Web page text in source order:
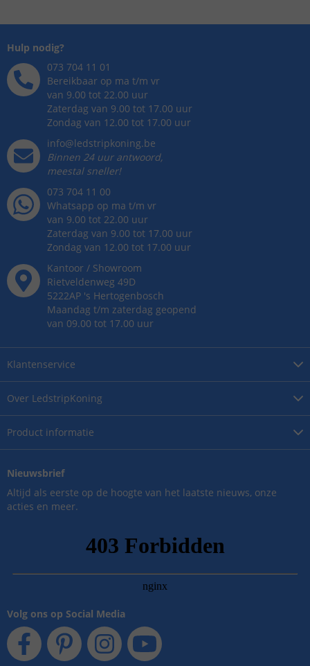
Over LedstripKoning
Product informatie
Klantenservice
Hulp nodig?
073 704 11 01
Bereikbaar op ma t/m vr
van 9.00 tot 22.00 uur
Zaterdag van 9.00 tot 17.00 uur
Zondag van 12.00 tot 17.00 uur
info@ledstripkoning.be
Binnen 24 uur antwoord,
meestal sneller!
073 704 11 00
Whatsapp op ma t/m vr
van 9.00 tot 22.00 uur
Zaterdag van 9.00 tot 17.00 uur
Zondag van 12.00 tot 17.00 uur
Kantoor / Showroom
Rietveldenweg 49D
5222AP 's Hertogenbosch
Maandag t/m zaterdag geopend
van 09.00 tot 17.00 uur
Nieuwsbrief
Altijd als eerste op de hoogte van het laatste nieuws, onze
acties en meer.
Volg ons op Social Media